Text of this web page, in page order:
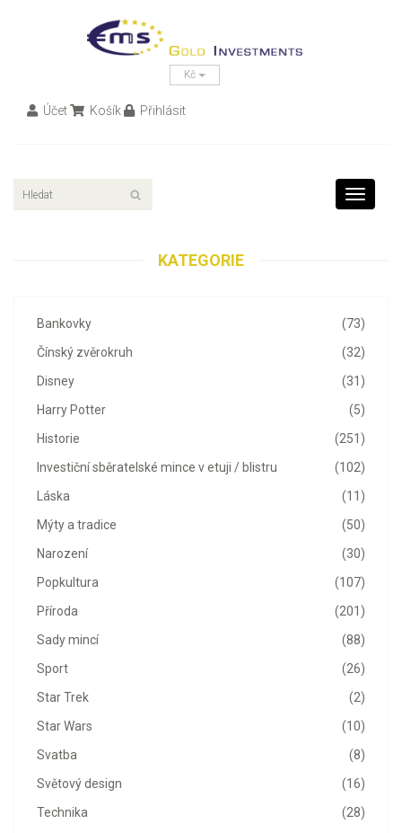
Kč
Účet Košík Přihlásit
Toggle
KATEGORIE
(73)
Bankovky
(32)
Čínský zvěrokruh
(31)
Disney
(5)
Harry Potter
(251)
Historie
(102)
Investiční sběratelské mince v etuji / blistru
(11)
Láska
(50)
Mýty a tradice
(30)
Narození
(107)
Popkultura
(201)
Příroda
(88)
Sady mincí
(26)
Sport
(2)
Star Trek
(10)
Star Wars
(8)
Svatba
(16)
Světový design
(28)
Technika